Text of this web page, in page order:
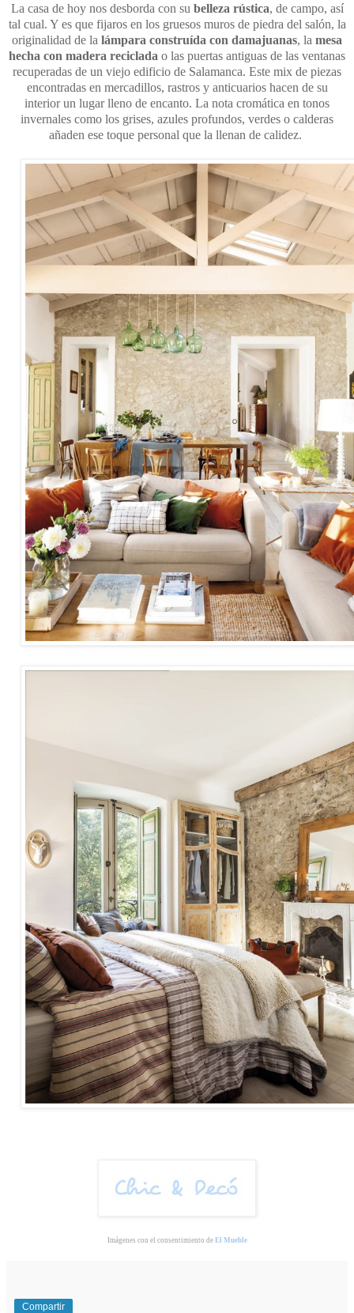
La casa de hoy nos desborda con su belleza rústica, de campo, así
tal cual. Y es que fijaros en los gruesos muros de piedra del salón, la
originalidad de la lámpara construída con damajuanas, la mesa
hecha con madera reciclada o las puertas antiguas de las ventanas
recuperadas de un viejo edificio de Salamanca. Este mix de piezas
encontradas en mercadillos, rastros y anticuarios hacen de su
interior un lugar lleno de encanto. La nota cromática en tonos
invernales como los grises, azules profundos, verdes o calderas
añaden ese toque personal que la llenan de calidez.
Imágenes con el consentimiento de El Mueble
Compartir